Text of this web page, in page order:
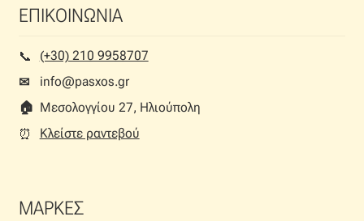
ΕΠΙΚΟΙΝΩΝΙΑ
📞︎
(+30) 210 9958707
✉
info@pasxos.gr
🏠︎ Μεσολογγίου 27, Ηλιούπολη
⏰︎
Κλείστε ραντεβού
ΜΑΡΚΕΣ